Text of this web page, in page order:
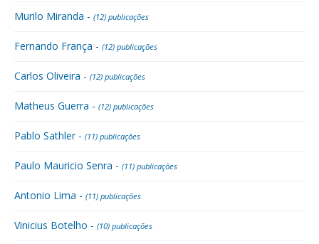
Murilo Miranda - (12) publicações
Fernando França - (12) publicações
Carlos Oliveira - (12) publicações
Matheus Guerra - (12) publicações
Pablo Sathler - (11) publicações
Paulo Mauricio Senra - (11) publicações
Antonio Lima - (11) publicações
Vinicius Botelho - (10) publicações